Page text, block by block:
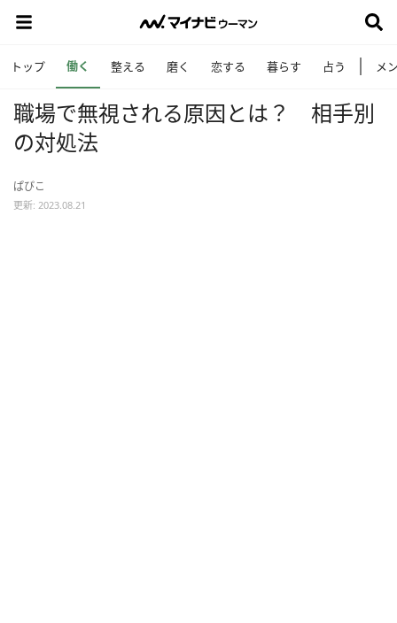
トップ 働く 整える 磨く 恋する 暮らす 占う メ
職場で無視される原因とは？ 相手別
の対処法
ぱぴこ
更新: 2023.08.21